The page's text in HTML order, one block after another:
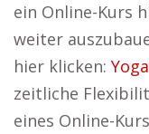
ein Online-Kurs
weiter
hier klicken:
zeitliche
eines Online-